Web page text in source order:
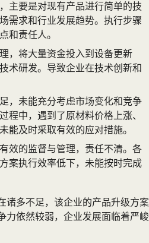
主要是对现有产品进行简单的技
需求和行业发展趋势。执行步骤
和责任人。
，将大量资金投入到设备更新
术研发。导致企业在技术创新和
，未能充分考虑市场变化和竞争
程中，遇到了原材料价格上涨、
能及时采取有效的应对措施。
效的监督与管理，责任不清。各
案执行效率低下，未能按时完成
诸多不足，该企业的产品升级方案
力依然较弱，企业发展面临着严峻